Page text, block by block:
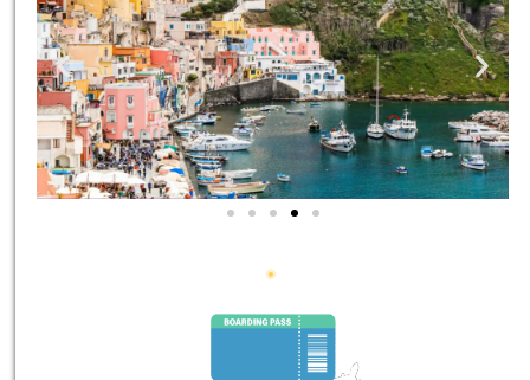
הדרכה מקצועית ואינפורמטיבית
במיוחד עבורכם!
לחצו פה!